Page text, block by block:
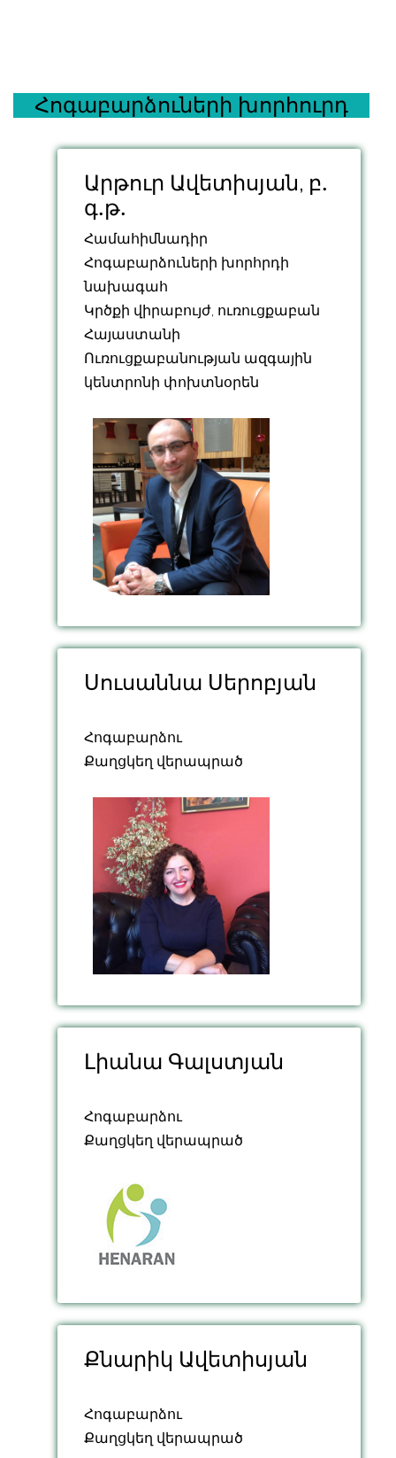
Հոգաբարձուների խորհուրդ
Արթուր Ավետիսյան, բ․
գ․թ․
Համահիմնադիր
Հոգաբարձուների խորհրդի
նախագահ
Կրծքի վիրաբույժ, ուռուցքաբան
Հայաստանի
Ուռուցքաբանության ազգային
կենտրոնի փոխտնօրեն
Սուսաննա Սերոբյան
Հոգաբարձու
Քաղցկեղ վերապրած
Լիանա Գալստյան
Հոգաբարձու
Քաղցկեղ վերապրած
Քնարիկ Ավետիսյան
Հոգաբարձու
Քաղցկեղ վերապրած